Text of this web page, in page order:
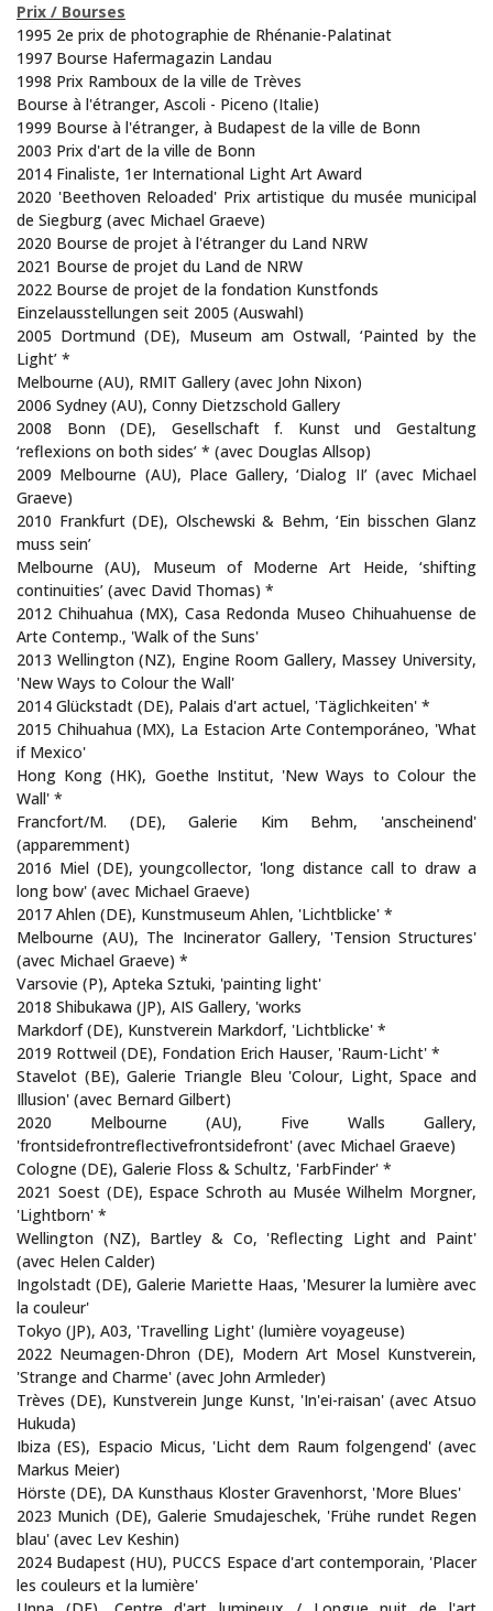
Prix / Bourses
1995 2e prix de photographie de Rhénanie-Palatinat
1997 Bourse Hafermagazin Landau
1998 Prix Ramboux de la ville de Trèves
Bourse à l'étranger, Ascoli - Piceno (Italie)
1999 Bourse à l'étranger, à Budapest de la ville de Bonn
2003 Prix d'art de la ville de Bonn
2014 Finaliste, 1er International Light Art Award
2020 'Beethoven Reloaded' Prix artistique du musée municipal
de Siegburg (avec Michael Graeve)
2020 Bourse de projet à l'étranger du Land NRW
2021 Bourse de projet du Land de NRW
2022 Bourse de projet de la fondation Kunstfonds
Einzelausstellungen seit 2005 (Auswahl)
2005 Dortmund (DE), Museum am Ostwall, ‘Painted by the
Light’ *
Melbourne (AU), RMIT Gallery (avec John Nixon)
2006 Sydney (AU), Conny Dietzschold Gallery
2008 Bonn (DE), Gesellschaft f. Kunst und Gestaltung
‘reflexions on both sides’ * (avec Douglas Allsop)
2009 Melbourne (AU), Place Gallery, ‘Dialog II’ (avec Michael
Graeve)
2010 Frankfurt (DE), Olschewski & Behm, ‘Ein bisschen Glanz
muss sein’
Melbourne (AU), Museum of Moderne Art Heide, ‘shifting
continuities’ (avec David Thomas) *
2012 Chihuahua (MX), Casa Redonda Museo Chihuahuense de
Arte Contemp., 'Walk of the Suns'
2013 Wellington (NZ), Engine Room Gallery, Massey University,
'New Ways to Colour the Wall'
2014 Glückstadt (DE), Palais d'art actuel, 'Täglichkeiten' *
2015 Chihuahua (MX), La Estacion Arte Contemporáneo, 'What
if Mexico'
Hong Kong (HK), Goethe Institut, 'New Ways to Colour the
Wall' *
Francfort/M. (DE), Galerie Kim Behm, 'anscheinend'
(apparemment)
2016 Miel (DE), youngcollector, 'long distance call to draw a
long bow' (avec Michael Graeve)
2017 Ahlen (DE), Kunstmuseum Ahlen, 'Lichtblicke' *
Melbourne (AU), The Incinerator Gallery, 'Tension Structures'
(avec Michael Graeve) *
Varsovie (P), Apteka Sztuki, 'painting light'
2018 Shibukawa (JP), AIS Gallery, 'works
Markdorf (DE), Kunstverein Markdorf, 'Lichtblicke' *
2019 Rottweil (DE), Fondation Erich Hauser, 'Raum-Licht' *
Stavelot (BE), Galerie Triangle Bleu 'Colour, Light, Space and
Illusion' (avec Bernard Gilbert)
2020 Melbourne (AU), Five Walls Gallery,
'frontsidefrontreflectivefrontsidefront' (avec Michael Graeve)
Cologne (DE), Galerie Floss & Schultz, 'FarbFinder' *
2021 Soest (DE), Espace Schroth au Musée Wilhelm Morgner,
'Lightborn' *
Wellington (NZ), Bartley & Co, 'Reflecting Light and Paint'
(avec Helen Calder)
Ingolstadt (DE), Galerie Mariette Haas, 'Mesurer la lumière avec
la couleur'
Tokyo (JP), A03, 'Travelling Light' (lumière voyageuse)
2022 Neumagen-Dhron (DE), Modern Art Mosel Kunstverein,
'Strange and Charme' (avec John Armleder)
Trèves (DE), Kunstverein Junge Kunst, 'In'ei-raisan' (avec Atsuo
Hukuda)
Ibiza (ES), Espacio Micus, 'Licht dem Raum folgengend' (avec
Markus Meier)
Hörste (DE), DA Kunsthaus Kloster Gravenhorst, 'More Blues'
2023 Munich (DE), Galerie Smudajeschek, 'Frühe rundet Regen
blau' (avec Lev Keshin)
2024 Budapest (HU), PUCCS Espace d'art contemporain, 'Placer
les couleurs et la lumière'